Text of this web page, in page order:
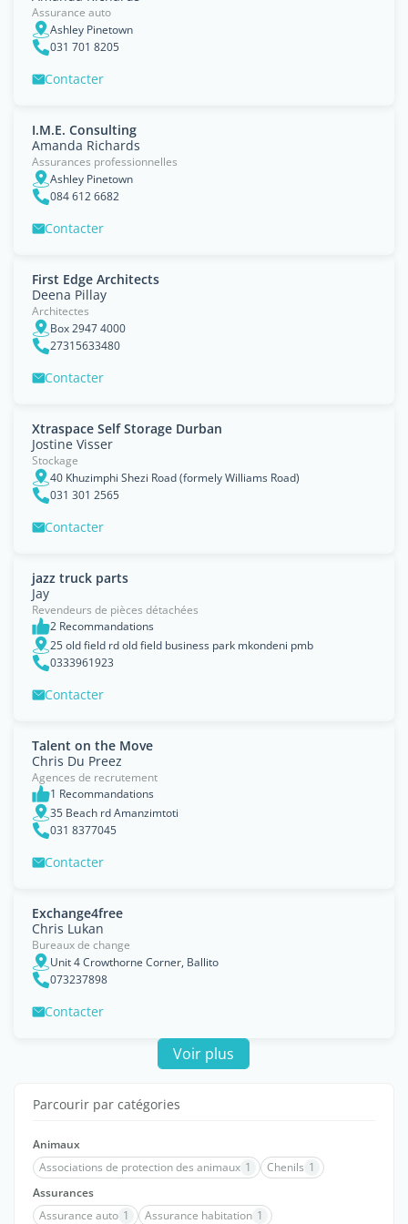
Assurance auto
Ashley Pinetown
031 701 8205
Contacter
I.M.E. Consulting
Amanda Richards
Assurances professionnelles
Ashley Pinetown
084 612 6682
Contacter
First Edge Architects
Deena Pillay
Architectes
Box 2947 4000
27315633480
Contacter
Xtraspace Self Storage Durban
Jostine Visser
Stockage
40 Khuzimphi Shezi Road (formely Williams Road)
031 301 2565
Contacter
jazz truck parts
Jay
Revendeurs de pièces détachées
2 Recommandations
25 old field rd old field business park mkondeni pmb
0333961923
Contacter
Talent on the Move
Chris Du Preez
Agences de recrutement
1 Recommandations
35 Beach rd Amanzimtoti
031 8377045
Contacter
Exchange4free
Chris Lukan
Bureaux de change
Unit 4 Crowthorne Corner, Ballito
073237898
Contacter
Voir plus
Parcourir par catégories
Animaux
Associations de protection des animaux 1 Chenils 1
Assurances
Assurance auto 1 Assurance habitation 1